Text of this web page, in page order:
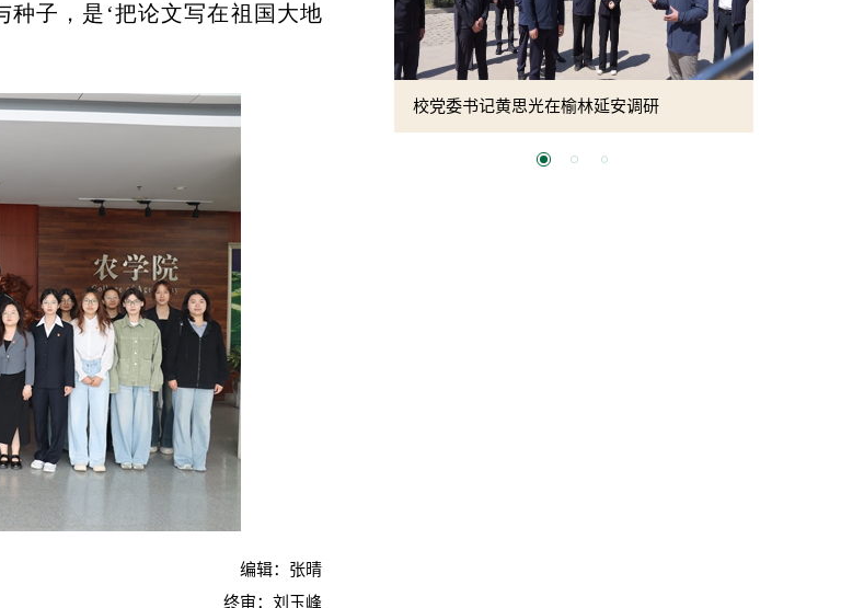
子，是‘把论文写在祖国大地
编辑：张晴
终审：刘玉峰
2026届硕博士毕业生专场招聘会举办 校党委书记黄思光在榆林延安调研